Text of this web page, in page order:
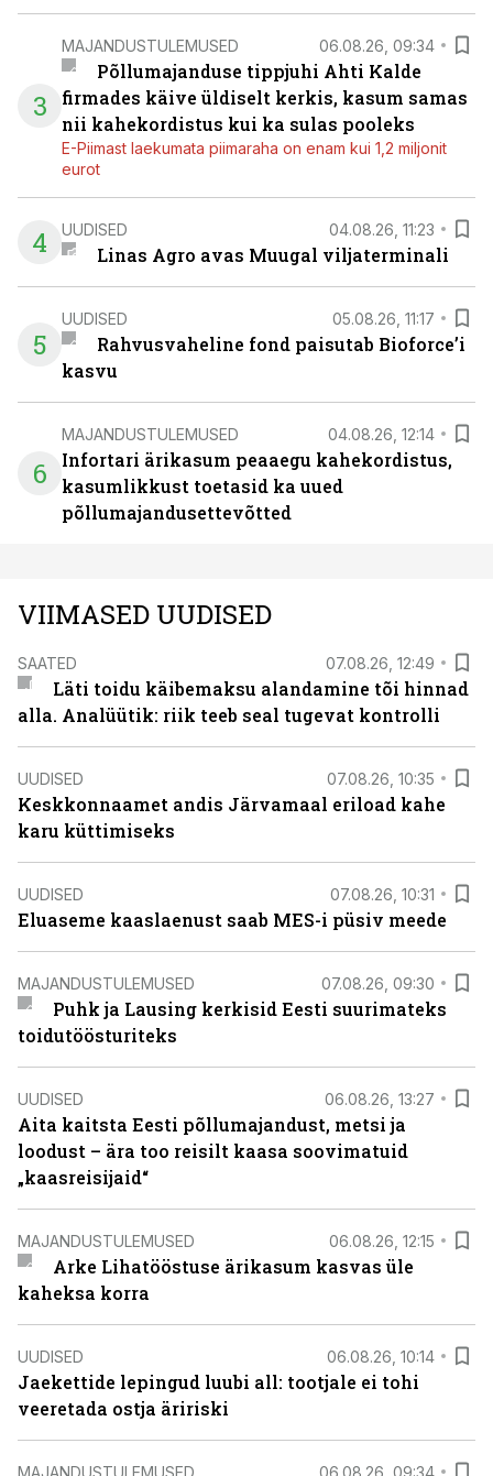
3
MAJANDUSTULEMUSED 06.08.26, 09:34
Põllumajanduse tippjuhi Ahti Kalde
firmades käive üldiselt kerkis, kasum samas
nii kahekordistus kui ka sulas pooleks
E-Piimast laekumata piimaraha on enam kui 1,2 miljonit
eurot
4 UUDISED 04.08.26, 11:23
Linas Agro avas Muugal viljaterminali
5
UUDISED 05.08.26, 11:17
Rahvusvaheline fond paisutab Bioforce’i
kasvu
6
MAJANDUSTULEMUSED 04.08.26, 12:14
Infortari ärikasum peaaegu kahekordistus,
kasumlikkust toetasid ka uued
põllumajandusettevõtted
VIIMASED UUDISED
SAATED 07.08.26, 12:49
Läti toidu käibemaksu alandamine tõi hinnad
alla. Analüütik: riik teeb seal tugevat kontrolli
UUDISED 07.08.26, 10:35
Keskkonnaamet andis Järvamaal eriload kahe
karu küttimiseks
UUDISED 07.08.26, 10:31
Eluaseme kaaslaenust saab MES-i püsiv meede
MAJANDUSTULEMUSED 07.08.26, 09:30
Puhk ja Lausing kerkisid Eesti suurimateks
toidutöösturiteks
UUDISED 06.08.26, 13:27
Aita kaitsta Eesti põllumajandust, metsi ja
loodust – ära too reisilt kaasa soovimatuid
„kaasreisijaid“
MAJANDUSTULEMUSED 06.08.26, 12:15
Arke Lihatööstuse ärikasum kasvas üle
kaheksa korra
UUDISED 06.08.26, 10:14
Jaekettide lepingud luubi all: tootjale ei tohi
veeretada ostja äririski
MAJANDUSTULEMUSED 06.08.26, 09:34